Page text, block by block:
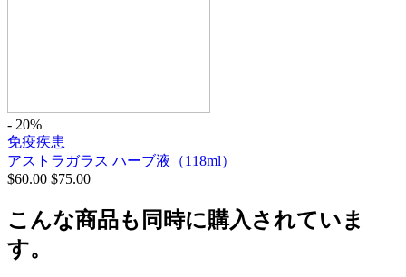
- 20%
免疫疾患
アストラガラス ハーブ液（118ml）
$60.00 $75.00
こんな商品も同時に購入されていま
す。